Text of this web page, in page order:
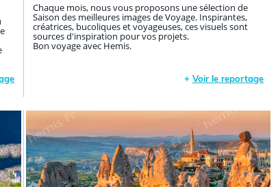
Chaque mois, nous vous proposons une sélection de
Saison des meilleures images de Voyage. Inspirantes,
créatrices, bucoliques et voyageuses, ces visuels sont
sources d'inspiration pour vos projets.
Bon voyage avec Hemis.
+ Voir le reportage